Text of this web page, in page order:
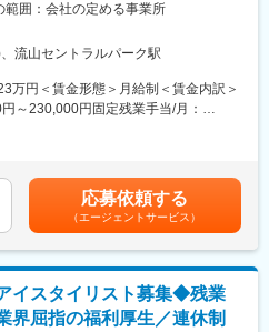
来100年以上の長きにわたり、医薬
開をしてきました。国内のほとんどの
くの特許を有する研究開発体制、確
する原薬メーカーですが、今、新たに
す。国内外の大学や研究機関等との
す。また、国内の国立大学や海外の大
承的に食されてきた食品の有効性、安
にお届けしています。
業務
宅や企業）へ訪問し、配置薬（お薬
せします。
を訪問するスタイルです。
ビスのご提案 など
ていただくお客様への訪問がありま
囲：会社の定める事業所
流山セントラルパーク駅
万円＜賃金形態＞月給制＜賃金内訳＞
～230,000円固定残業手当/月：
年齢や経験に応じて決定します。・昇
給与＞※入社3年目平均基本給＋各種手
344,141円※業績連動給：月の予算達
れます。賃金はあくまでも目安の金
する可能性があります。月給(月額)は
。
応募依頼する
（エージェントサービス）
イスタイリスト募集◆残業
界屈指の福利厚生／連休制